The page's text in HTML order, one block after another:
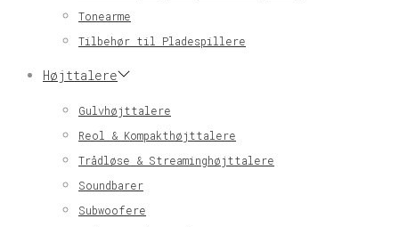
Tonearme
Tilbehør til Pladespillere
Højttalere
Gulvhøjttalere
Reol & Kompakthøjttalere
Trådløse & Streaminghøjttalere
Soundbarer
Subwoofere